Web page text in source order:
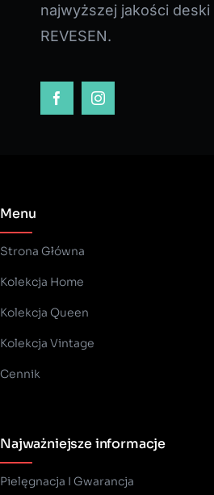
najwyższej jakości deski
REVESEN.
Menu
Strona Główna
Kolekcja Home
Kolekcja Queen
Kolekcja Vintage
Cennik
Najważniejsze informacje
Pielęgnacja I Gwarancja